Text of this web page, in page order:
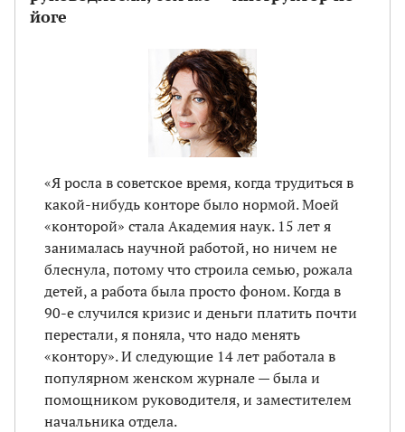
йоге
«Я росла в советское время, когда трудиться в
какой-нибудь конторе было нормой. Моей
«конторой» стала Академия наук. 15 лет я
занималась научной работой, но ничем не
блеснула, потому что строила семью, рожала
детей, а работа была просто фоном. Когда в
90-е случился кризис и деньги платить почти
перестали, я поняла, что надо менять
«контору». И следующие 14 лет работала в
популярном женском журнале — была и
помощником руководителя, и заместителем
начальника отдела.